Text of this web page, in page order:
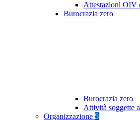
Attestazioni OIV
Burocrazia zero
Burocrazia zero
Attività soggette
Organizzazione 5